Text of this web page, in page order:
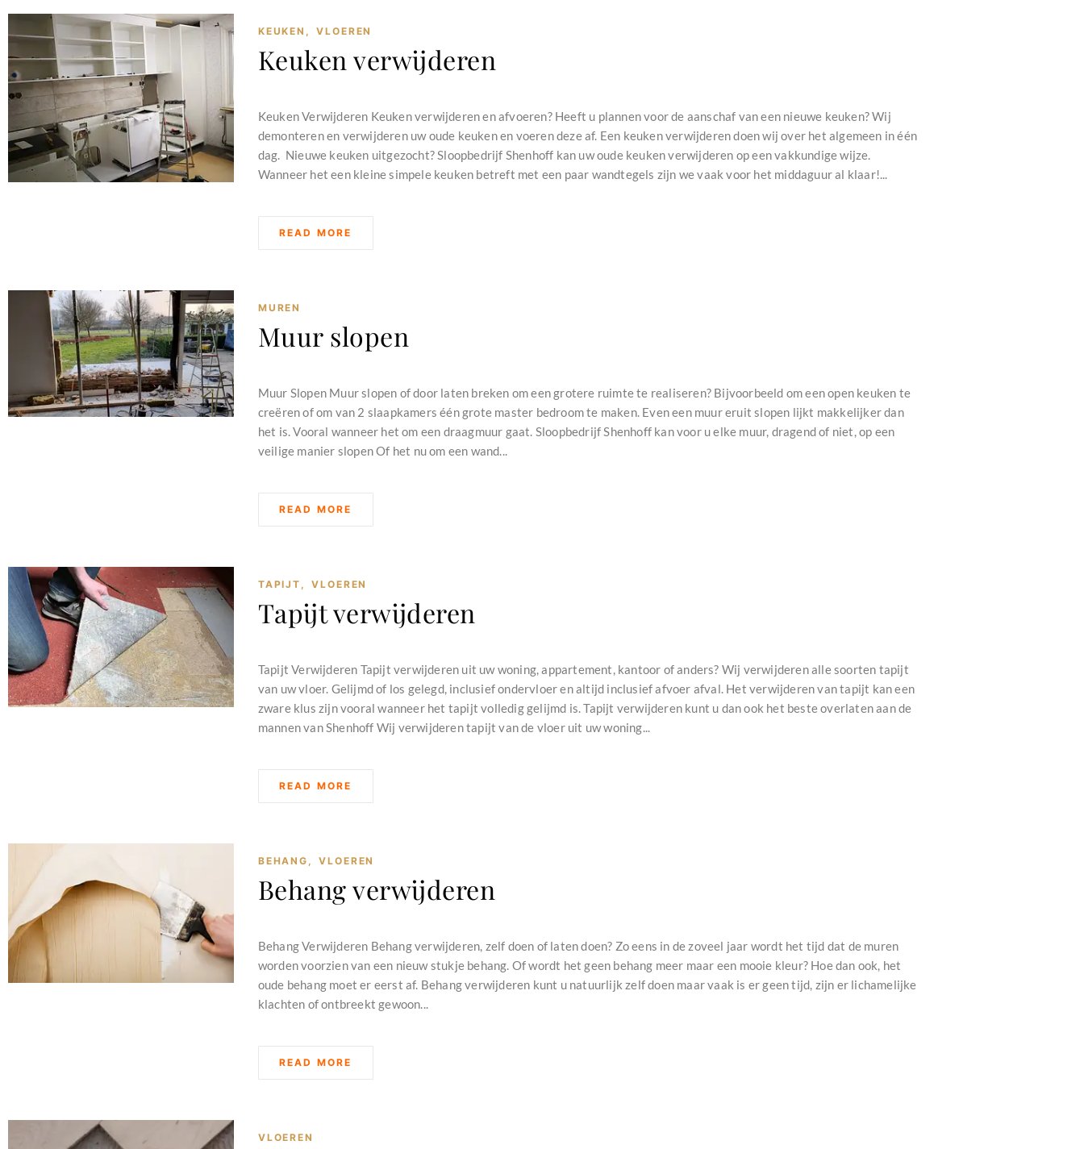
KEUKEN , VLOEREN
Keuken verwijderen
Keuken Verwijderen Keuken verwijderen en afvoeren? Heeft u plannen voor de aanschaf van een nieuwe keuken? Wij
demonteren en verwijderen uw oude keuken en voeren deze af. Een keuken verwijderen doen wij over het algemeen in één
dag. Nieuwe keuken uitgezocht? Sloopbedrijf Shenhoff kan uw oude keuken verwijderen op een vakkundige wijze.
Wanneer het een kleine simpele keuken betreft met een paar wandtegels zijn we vaak voor het middaguur al klaar!...
READ MORE
MUREN
Muur slopen
Muur Slopen Muur slopen of door laten breken om een grotere ruimte te realiseren? Bijvoorbeeld om een open keuken te
creëren of om van 2 slaapkamers één grote master bedroom te maken. Even een muur eruit slopen lijkt makkelijker dan
het is. Vooral wanneer het om een draagmuur gaat. Sloopbedrijf Shenhoff kan voor u elke muur, dragend of niet, op een
veilige manier slopen Of het nu om een wand...
READ MORE
TAPIJT , VLOEREN
Tapijt verwijderen
Tapijt Verwijderen Tapijt verwijderen uit uw woning, appartement, kantoor of anders? Wij verwijderen alle soorten tapijt
van uw vloer. Gelijmd of los gelegd, inclusief ondervloer en altijd inclusief afvoer afval. Het verwijderen van tapijt kan een
zware klus zijn vooral wanneer het tapijt volledig gelijmd is. Tapijt verwijderen kunt u dan ook het beste overlaten aan de
mannen van Shenhoff Wij verwijderen tapijt van de vloer uit uw woning...
READ MORE
BEHANG , VLOEREN
Behang verwijderen
Behang Verwijderen Behang verwijderen, zelf doen of laten doen? Zo eens in de zoveel jaar wordt het tijd dat de muren
worden voorzien van een nieuw stukje behang. Of wordt het geen behang meer maar een mooie kleur? Hoe dan ook, het
oude behang moet er eerst af. Behang verwijderen kunt u natuurlijk zelf doen maar vaak is er geen tijd, zijn er lichamelijke
klachten of ontbreekt gewoon...
READ MORE
VLOEREN